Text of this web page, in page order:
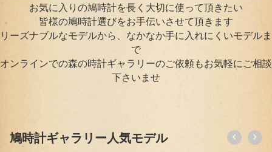
お気に入りの鳩時計を長く大切に使って頂きたい
皆様の鳩時計選びをお手伝いさせて頂きます
リーズナブルなモデルから、なかなか手に入れにくいモデルま
で
オンラインでの森の時計ギャラリーのご依頼もお気軽にご相談
下さいませ
鳩時計ギャラリー人気モデル